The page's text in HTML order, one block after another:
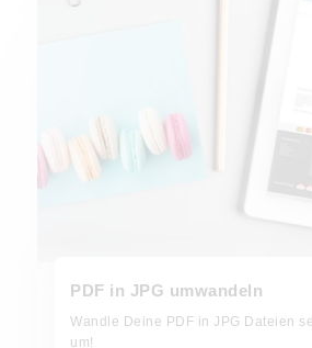
PDF in JPG umwandeln
Wandle Deine PDF in JPG Dateien
um!